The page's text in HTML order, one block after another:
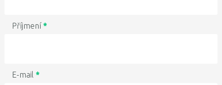
Příjmení*
E-mail *